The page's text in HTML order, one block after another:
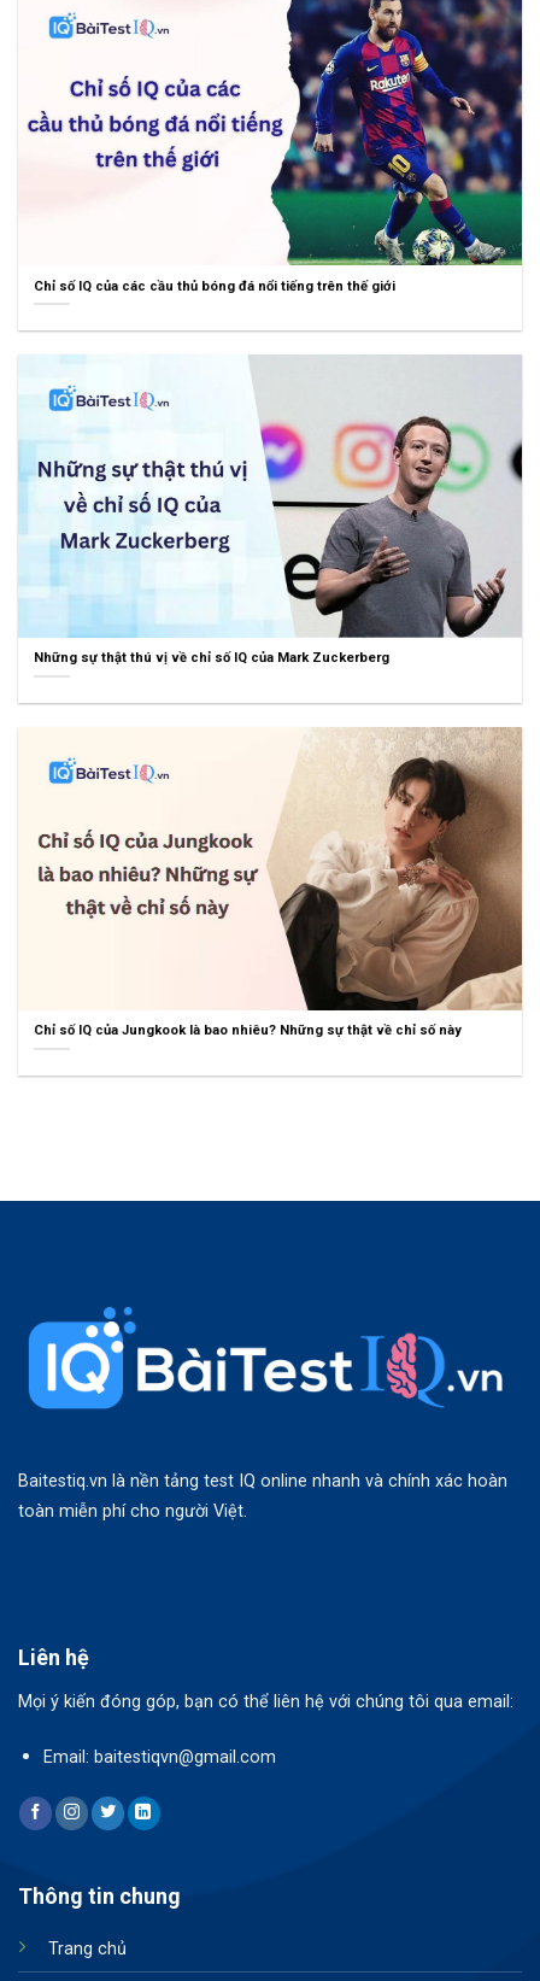
Chỉ số IQ của các cầu thủ bóng đá nổi tiếng trên thế giới
Những sự thật thú vị về chỉ số IQ của Mark Zuckerberg
Chỉ số IQ của Jungkook là bao nhiêu? Những sự thật về chỉ số này
Baitestiq.vn là nền tảng test IQ online nhanh và chính xác hoàn
toàn miễn phí cho người Việt.
Thông tin chung
Trang chủ
Liên hệ
Mọi ý kiến đóng góp, bạn có thể liên hệ với chúng tôi qua email:
Email: baitestiqvn@gmail.com